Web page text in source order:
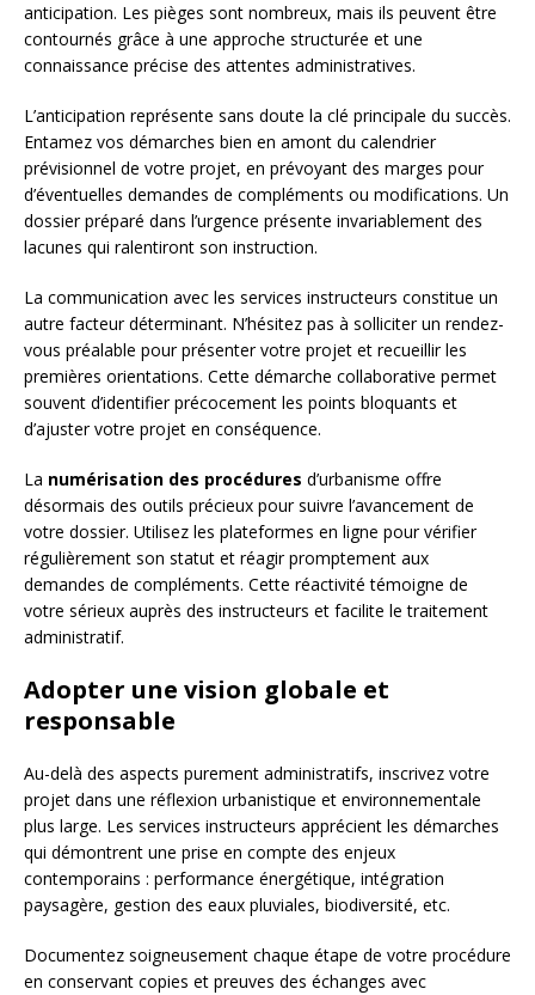
anticipation. Les pièges sont nombreux, mais ils peuvent être
contournés grâce à une approche structurée et une
connaissance précise des attentes administratives.
L’anticipation représente sans doute la clé principale du succès.
Entamez vos démarches bien en amont du calendrier
prévisionnel de votre projet, en prévoyant des marges pour
d’éventuelles demandes de compléments ou modifications. Un
dossier préparé dans l’urgence présente invariablement des
lacunes qui ralentiront son instruction.
La communication avec les services instructeurs constitue un
autre facteur déterminant. N’hésitez pas à solliciter un rendez-
vous préalable pour présenter votre projet et recueillir les
premières orientations. Cette démarche collaborative permet
souvent d’identifier précocement les points bloquants et
d’ajuster votre projet en conséquence.
La numérisation des procédures d’urbanisme offre
désormais des outils précieux pour suivre l’avancement de
votre dossier. Utilisez les plateformes en ligne pour vérifier
régulièrement son statut et réagir promptement aux
demandes de compléments. Cette réactivité témoigne de
votre sérieux auprès des instructeurs et facilite le traitement
administratif.
Adopter une vision globale et
responsable
Au-delà des aspects purement administratifs, inscrivez votre
projet dans une réflexion urbanistique et environnementale
plus large. Les services instructeurs apprécient les démarches
qui démontrent une prise en compte des enjeux
contemporains : performance énergétique, intégration
paysagère, gestion des eaux pluviales, biodiversité, etc.
Documentez soigneusement chaque étape de votre procédure
en conservant copies et preuves des échanges avec